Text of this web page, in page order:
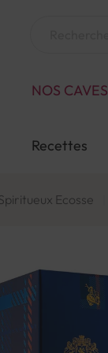
NOS CAVES
Recettes
Ecosse